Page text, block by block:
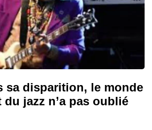
sa disparition, le monde
jazz n’a pas oublié